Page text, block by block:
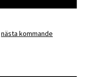
nästa kommande